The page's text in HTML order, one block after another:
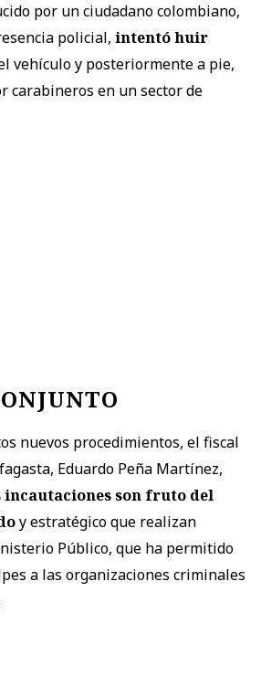
por un ciudadano colombiano,
policial, intentó huir
vehículo y posteriormente a pie,
carabineros en un sector de
nuevos procedimientos, el fiscal
Eduardo Peña Martínez,
incautaciones son fruto del
y estratégico que realizan
Público, que ha permitido
a las organizaciones criminales